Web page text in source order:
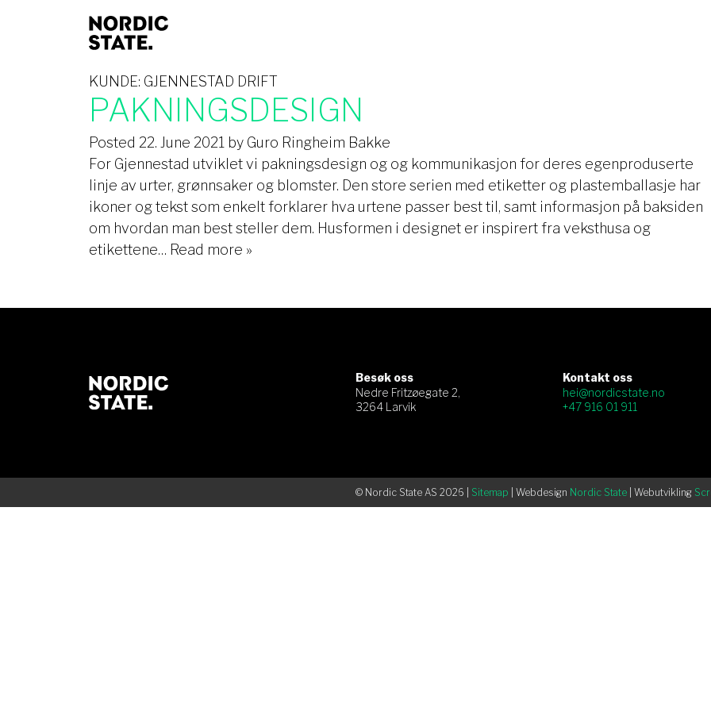
KUNDE: GJENNESTAD DRIFT
PAKNINGSDESIGN
Posted 22. June 2021 by Guro Ringheim Bakke
For Gjennestad utviklet vi pakningsdesign og og kommunikasjon for deres egenproduserte
linje av urter, grønnsaker og blomster. Den store serien med etiketter og plastemballasje har
ikoner og tekst som enkelt forklarer hva urtene passer best til, samt informasjon på baksiden
om hvordan man best steller dem. Husformen i designet er inspirert fra veksthusa og
etikettene… Read more »
Besøk oss
Nedre Fritzøegate 2,
3264 Larvik
Kontakt oss
hei@nordicstate.no
+47 916 01 911
© Nordic State AS 2026 | Sitemap | Webdesign Nordic State | Webutvikling